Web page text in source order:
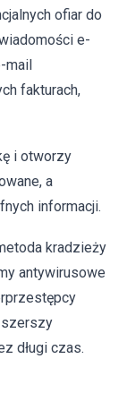
ofiar do
e-
fakturach,
i otworzy
a
informacji.
kradzieży
antywirusowe
szerszy
długi czas.